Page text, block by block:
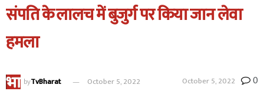
संपति के लालच में बुजुर्ग पर किया जान लेवा
हमला
byTvBharat October 5, 2022 October 5, 2022 0